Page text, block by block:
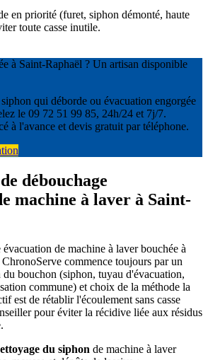
en priorité (furet, siphon démonté, haute
toute casse inutile.
à Saint-Raphaël ? Un artisan disponible
qui déborde ou évacuation engorgée
le 09 72 51 99 85, 24h/24 et 7j/7.
à l'avance et devis gratuit par téléphone.
débouchage
machine à laver à Saint-
de machine à laver bouchée à
commence toujours par un
bouchon (siphon, tuyau d'évacuation,
commune) et choix de la méthode la
est de rétablir l'écoulement sans casse
pour éviter la récidive liée aux résidus
du siphon de machine à laver